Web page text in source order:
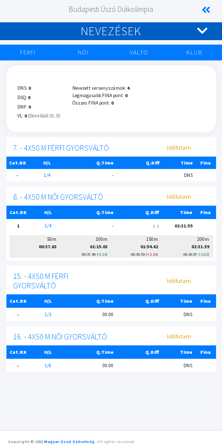
Budapesti Úszó Diákolimpia
NEVEZÉSEK
FÉRFI NŐI VÁLTÓ KLUB
DNS: 0
DSQ: 0
DNF: 0
VL: 0 (Döntőből VL: 0)
Nevezett versenyszámok: 4
Legmagasabb FINA pont: 0
Összes FINA pont: 0
7. - 4X50 M FÉRFI GYORSVÁLTÓ Időfutam
Cat.RK H/L Q.Time Q.Diff Time
Fina
-
1/4 - DNS
8. - 4X50 M NŐI GYORSVÁLTÓ Időfutam
Cat.RK H/L Q.Time Q.Diff Time Fina
1 1/4 - - 02:31.59
50m
00:37.63
100m
01:15.03
00:37.40 -0.23
150m
01:54.62
00:39.59 +2.19
200m
02:31.59
00:36.97 -2.62
15. - 4X50 M FÉRFI
GYORSVÁLTÓ
Időfutam
Cat.RK H/L Q.Time Q.Diff Time Fina
- 1/3 00.00 DNS
16. - 4X50 M NŐI GYORSVÁLTÓ Időfutam
Cat.RK H/L Q.Time Q.Diff Time Fina
- 1/6 00.00 DNS
Copyright © 2022Magyar Úszó Szövetség . All rights reserved.